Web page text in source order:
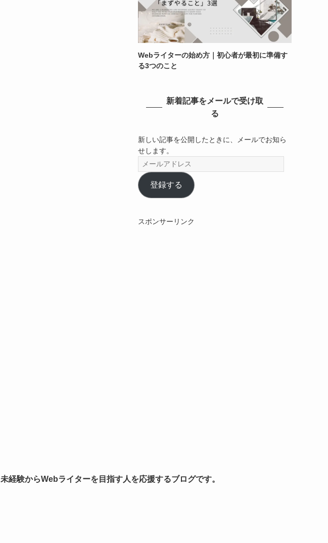
Webライターの始め方｜初心者が最初に準備す
る3つのこと
新着記事をメールで受け取
る
新しい記事を公開したときに、メールでお知ら
せします。
ー
ル
ア
登録する
スポンサーリンク
未経験からWebライターを目指す人を応援するブログです。